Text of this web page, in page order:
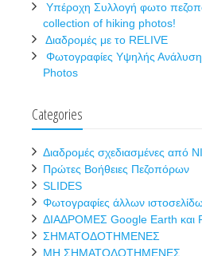
Υπέροχη Συλλογή φωτο
collection of hiking photos!
Διαδρομές με το RELIVE
Φωτογραφίες Υψηλής
Photos
Categories
Διαδρομές σχεδιασμένες
Πρώτες Βοήθειες Πεζοπόρων
SLIDES
Φωτογραφίες άλλων
ΔΙΑΔΡΟΜΕΣ Google Earth και
ΣΗΜΑΤΟΔΟΤΗΜΕΝΕΣ
ΜΗ ΣΗΜΑΤΟΔΟΤΗΜΕΝΕΣ